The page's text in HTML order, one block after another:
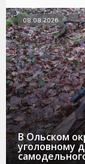
В Ольском
уголовному
08.08.2026